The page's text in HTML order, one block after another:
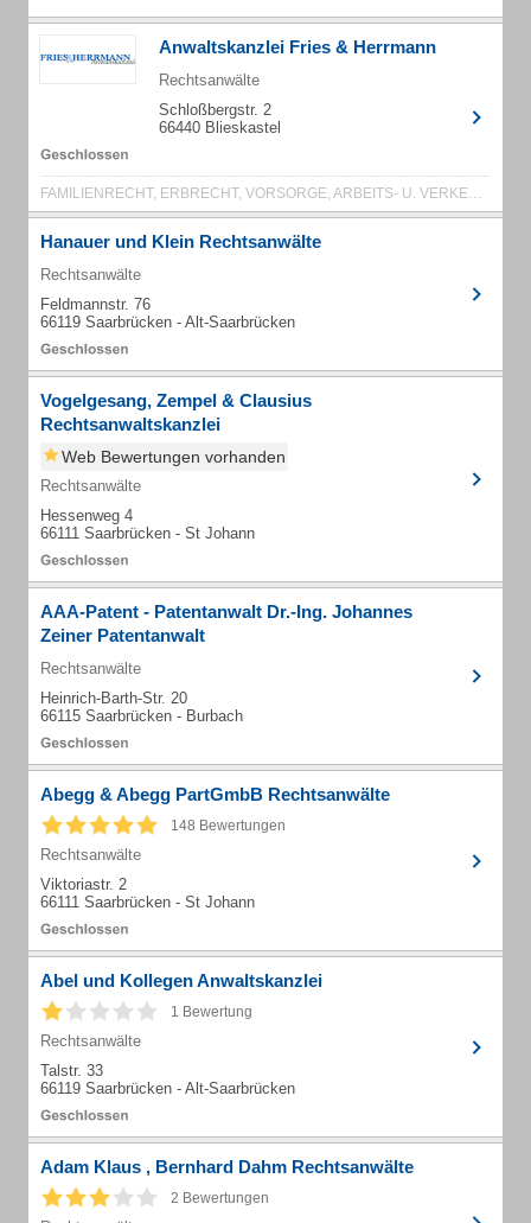
Anwaltskanzlei Fries & Herrmann
Rechtsanwälte
Schloßbergstr. 2
66440 Blieskastel
FAMILIENRECHT, ERBRECHT, VORSORGE, ARBEITS- U. VERKEHRSRECHT
Hanauer und Klein Rechtsanwälte
Rechtsanwälte
Feldmannstr. 76
66119 Saarbrücken - Alt-Saarbrücken
Vogelgesang, Zempel & Clausius
Rechtsanwaltskanzlei
Web Bewertungen vorhanden
Rechtsanwälte
Hessenweg 4
66111 Saarbrücken - St Johann
AAA-Patent - Patentanwalt Dr.-Ing. Johannes
Zeiner Patentanwalt
Rechtsanwälte
Heinrich-Barth-Str. 20
66115 Saarbrücken - Burbach
Abegg & Abegg PartGmbB Rechtsanwälte
148 Bewertungen
Rechtsanwälte
Viktoriastr. 2
66111 Saarbrücken - St Johann
Abel und Kollegen Anwaltskanzlei
1 Bewertung
Rechtsanwälte
Talstr. 33
66119 Saarbrücken - Alt-Saarbrücken
Adam Klaus , Bernhard Dahm Rechtsanwälte
2 Bewertungen